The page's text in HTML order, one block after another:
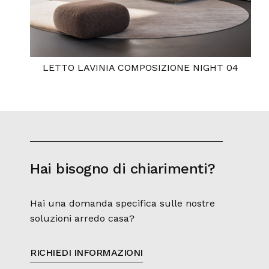
LETTO LAVINIA COMPOSIZIONE NIGHT 04
Hai bisogno di chiarimenti?
Hai una domanda specifica sulle nostre
soluzioni arredo casa?
RICHIEDI INFORMAZIONI